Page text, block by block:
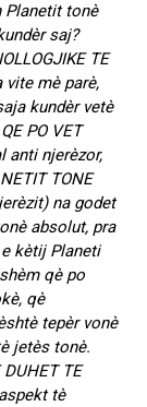
Planetit tonè
saj?
TE
vite mè parè,
kundèr vetè
PO VET
anti njerèzor,
TONE
na godet
absolut, pra
kètij Planeti
qè po
qè
tepèr vonè
jetès tonè.
DUHET TE
tè